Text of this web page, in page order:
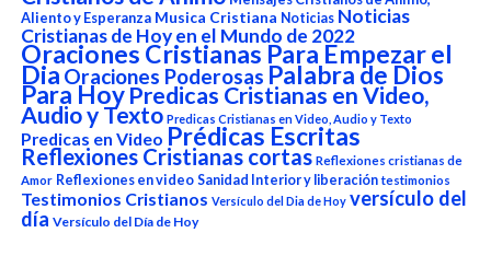
Aliento y Esperanza Musica Cristiana Noticias Noticias
Cristianas de Hoy en el Mundo de 2022
Oraciones Cristianas Para Empezar el
DiaOraciones Poderosas Palabra de Dios
Para Hoy Predicas Cristianas en Video,
Audio y Texto Predicas Cristianas en Video, Audio y Texto
Predicas en Video Prédicas Escritas
Reflexiones Cristianas cortas Reflexiones cristianas de
Amor Reflexiones en video Sanidad Interior y liberación testimonios
Testimonios Cristianos Versículo del Dia de Hoy versículo del
día Versículo del Día de Hoy